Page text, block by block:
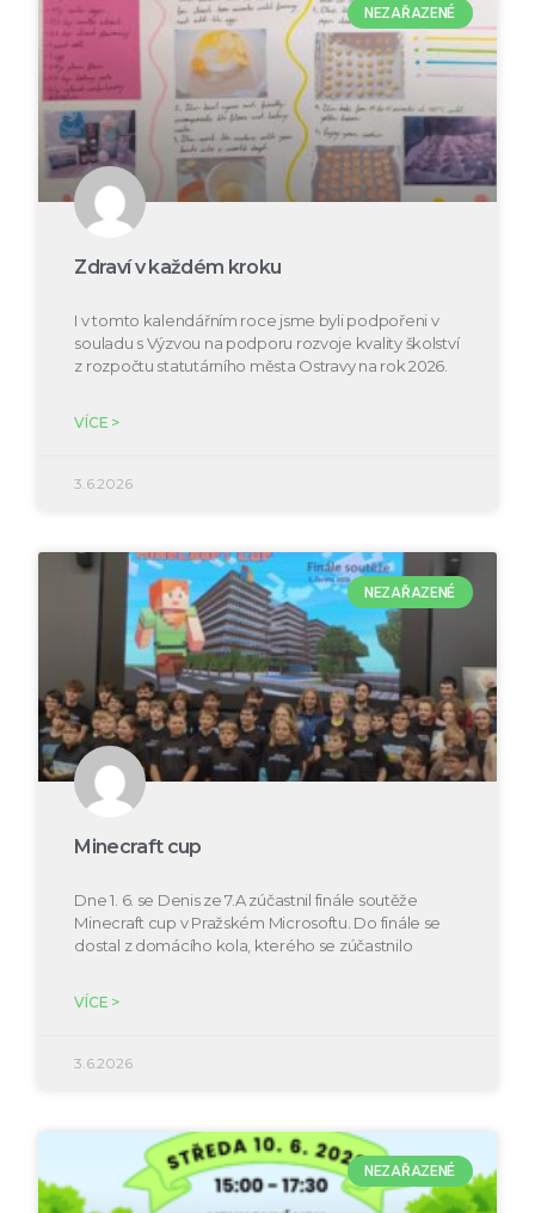
NEZAŘAZENÉ
Zdraví v každém kroku
I v tomto kalendářním roce jsme byli podpořeni v
souladu s Výzvou na podporu rozvoje kvality školství
z rozpočtu statutárního města Ostravy na rok 2026.
VÍCE >
3.6.2026
NEZAŘAZENÉ
Minecraft cup
Dne 1. 6. se Denis ze 7.A zúčastnil finále soutěže
Minecraft cup v Pražském Microsoftu. Do finále se
dostal z domácího kola, kterého se zúčastnilo
VÍCE >
3.6.2026
NEZAŘAZENÉ